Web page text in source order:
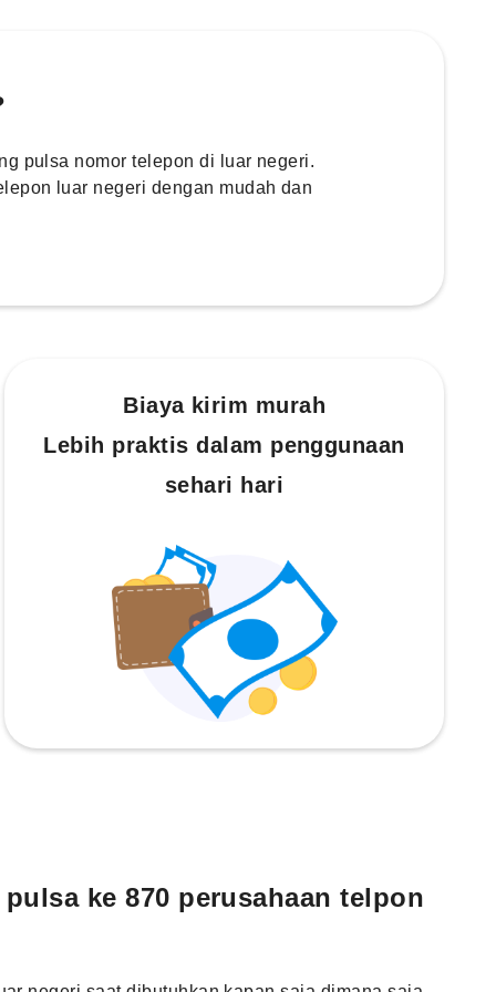
pulsa nomor telepon di luar negeri.
luar negeri dengan mudah dan
Biaya kirim murah
Lebih praktis dalam penggunaan
sehari hari
ke 870 perusahaan telpon